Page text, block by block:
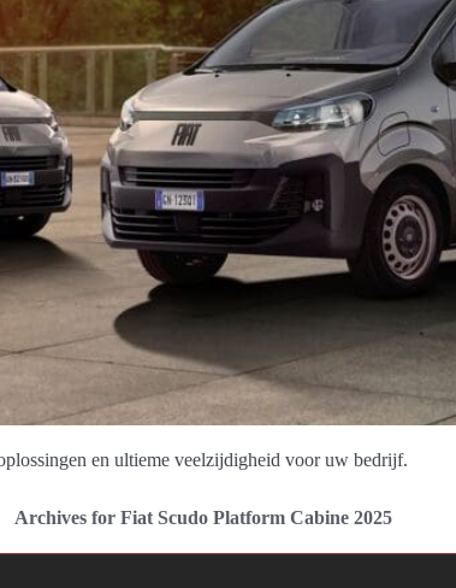
en ultieme veelzijdigheid voor uw bedrijf.
Archives for Fiat Scudo Platform Cabine 2025